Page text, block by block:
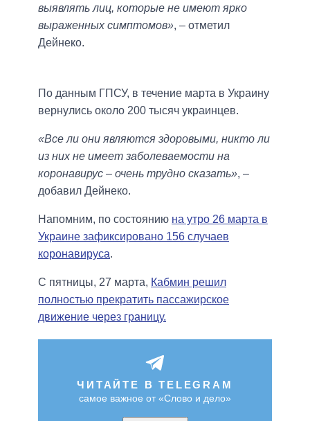
выявлять лиц, которые не имеют ярко
выраженных симптомов», – отметил
Дейнеко.
По данным ГПСУ, в течение марта в Украину
вернулись около 200 тысяч украинцев.
«Все ли они являются здоровыми, никто ли
из них не имеет заболеваемости на
коронавирус – очень трудно сказать», –
добавил Дейнеко.
Напомним, по состоянию на утро 26 марта в
Украине зафиксировано 156 случаев
коронавируса.
С пятницы, 27 марта, Кабмин решил
полностью прекратить пассажирское
движение через границу.
ЧИТАЙТЕ В TELEGRAM
самое важное от «Слово и дело»